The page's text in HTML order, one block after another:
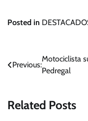
Posted in
Navegación
entradas
Previous:
Motociclista
Pedregal
Related Posts